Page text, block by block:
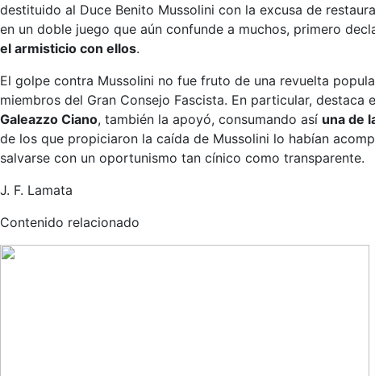
destituido al Duce Benito Mussolini con la excusa de
en un doble juego que aún confunde a muchos, primero
el armisticio con ellos.
El golpe contra Mussolini no fue fruto de una revuelta
miembros del Gran Consejo Fascista. En particular, destaca
Galeazzo Ciano, también la apoyó, consumando así una de
de los que propiciaron la caída de Mussolini lo habían
salvarse con un oportunismo tan cínico como transparente.
J. F. Lamata
Contenido relacionado